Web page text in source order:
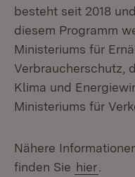
besteht seit 2018
diesem Programm
Ministeriums für
Verbraucherschutz,
Klima und
Ministeriums für
Nähere
finden Sie hier